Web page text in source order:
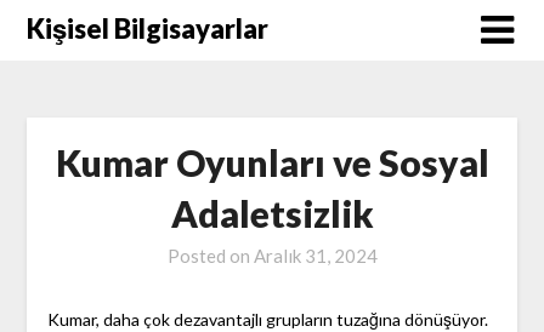
SkipKişisel Bilgisayarlar
Kumar Oyunları ve Sosyal
Adaletsizlik
Posted on Aralık 31, 2024
Kumar, daha çok dezavantajlı grupların tuzağına dönüşüyor.